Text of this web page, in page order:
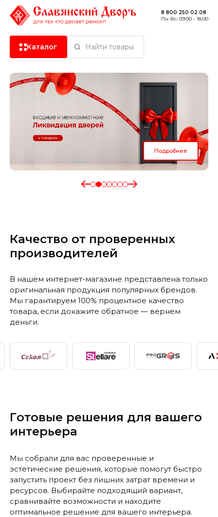
8 800 250 02 08
Пн-Вс: 09:00 - 18:00
Каталог Найти товары
Керамическая плитка
Керамогранит
Сухие смеси
Подробнее
Качество от проверенных
производителей
В нашем интернет-магазине представлена только
оригинальная продукция популярных брендов.
Мы гарантируем 100% процентное качество
товара, если докажите обратное — вернем
деньги.
Готовые решения для вашего
интерьера
Мы собрали для вас проверенные и
эстетические решения, которые помогут быстро
запустить проект без лишних затрат времени и
ресурсов. Выбирайте подходящий вариант,
сравнивайте возможности и находите
оптимальное решение для вашего интерьера.